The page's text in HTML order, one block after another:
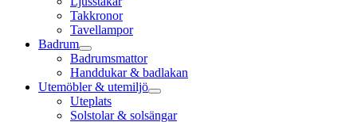
Takkronor
Tavellampor
Badrum
Badrumsmattor
Handdukar & badlakan
Utemöbler & utemiljö
Uteplats
Solstolar & solsängar